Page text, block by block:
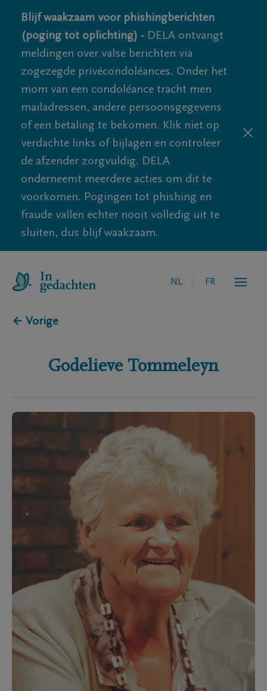
Blijf waakzaam voor phishingberichten
(poging tot oplichting) - DELA ontvangt
meldingen over valse berichten via
zogezegde privécondoléances. Onder het
mom van een condoléance tracht men
mailadressen, andere persoonsgegevens
of een betaling te bekomen. Klik niet op
verdachte links of bijlagen en controleer
de afzender zorgvuldig. DELA
onderneemt meerdere acties om dit te
voorkomen. Pogingen tot phishing en
fraude vallen echter nooit volledig uit te
sluiten, dus blijf waakzaam.
NL FR
← Vorige
Godelieve Tommeleyn